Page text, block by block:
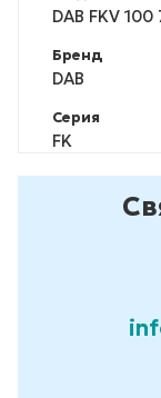
DAB FKV
Бренд
DAB
Серия
FK